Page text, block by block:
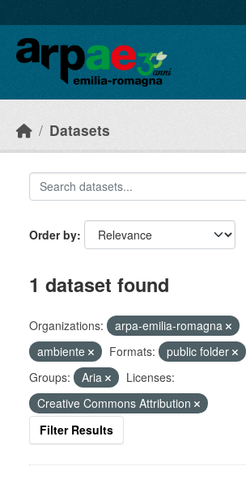
Datasets
Order by
1 dataset found
Organizations: arpa-emilia-romagna
ambiente
Formats: public folder
Groups:
Aria
Licenses:
Creative Commons Attribution
Filter Results